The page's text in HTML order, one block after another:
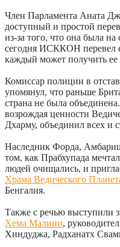
Член Парламента Аната
доступный и простой
из-за того, что она была
сегодня ИСККОН перевел
каждый может получить ее
Комиссар полиции в
упомянул, что раньше
страна не была
возрождая ценности
Дхарму, объединил всех и
Наследник Форда,
том, как Прабхупада
людей очищались, и
Храма Ведического
Бенгалия.
Также с речью выступили
Хема Малини,
Хиндуджа, Радханатх